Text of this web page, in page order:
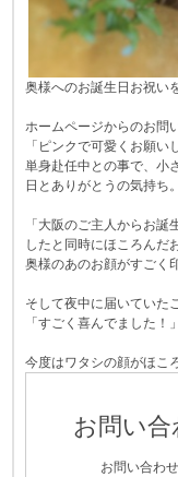
奥様へのお誕生日お祝い
ホームページからのお問
「ピンクで可愛くお願い
単身赴任中との事で、小
日とありがとうの気持ち。
「大阪のご主人からお
したと同時にほころんだ
奥様のあのお顔がすごく
そして夜中に届いていた
「すごく喜んでました！
今度はワタシの顔がほこ
お問い
お問い合わ